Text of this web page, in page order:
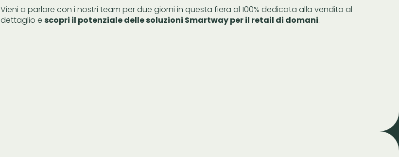
Vieni a parlare con i nostri team per due giorni in questa fiera al 100% dedicata alla vendita al
dettaglio e scopri il potenziale delle soluzioni Smartway per il retail di domani.